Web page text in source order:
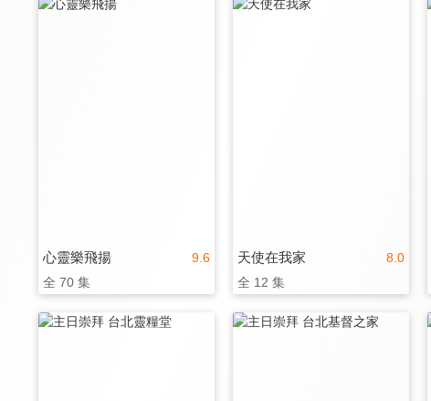
9.6
心靈樂飛揚
全 70 集
8.0
天使在我家
全 12 集